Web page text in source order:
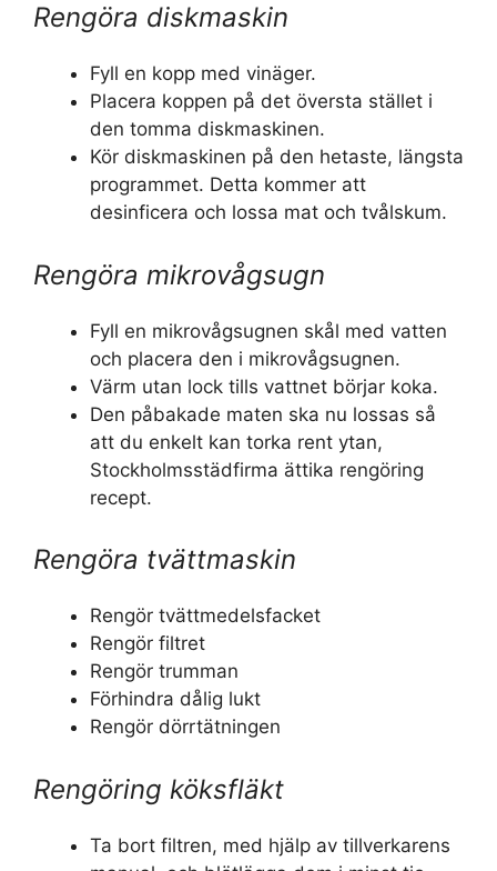
Rengöra diskmaskin
Fyll en kopp med vinäger.
Placera koppen på det översta stället i
den tomma diskmaskinen.
Kör diskmaskinen på den hetaste, längsta
programmet. Detta kommer att
desinficera och lossa mat och tvålskum.
Rengöra mikrovågsugn
Fyll en mikrovågsugnen skål med vatten
och placera den i mikrovågsugnen.
Värm utan lock tills vattnet börjar koka.
Den påbakade maten ska nu lossas så
att du enkelt kan torka rent ytan,
Stockholmsstädfirma ättika rengöring
recept.
Rengöra tvättmaskin
Rengör tvättmedelsfacket
Rengör filtret
Rengör trumman
Förhindra dålig lukt
Rengör dörrtätningen
Rengöring köksfläkt
Ta bort filtren, med hjälp av tillverkarens